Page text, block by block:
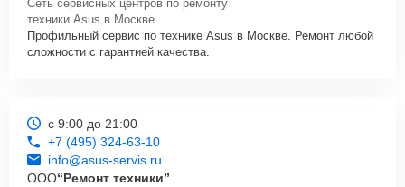
Сеть сервисных центров по ремонту
техники Asus в Москве.
Профильный сервис по технике Asus в Москве. Ремонт любой
сложности с гарантией качества.
с 9:00 до 21:00
+7 (495) 324-63-10
info@asus-servis.ru
ООО“Ремонт техники”